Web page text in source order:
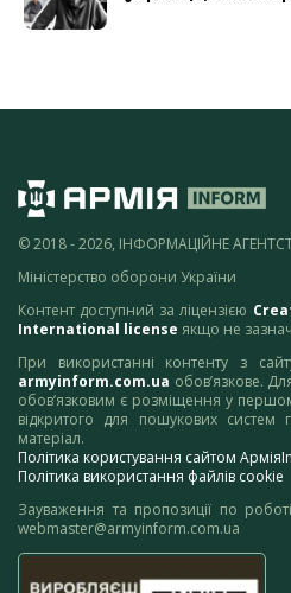
© 2018 - 2026, ІНФОРМАЦІЙНЕ
Міністерство оборони України
Контент доступний за ліцензією
International license якщо не
При використанні контенту з
armyinform.com.ua обов’язкове.
обов’язковим є розміщення у
відкритого для пошукових систем
матеріал.
Політика користування сайтом
Політика використання файлів cookie
Зауваження та пропозиції по
webmaster@armyinform.com.ua